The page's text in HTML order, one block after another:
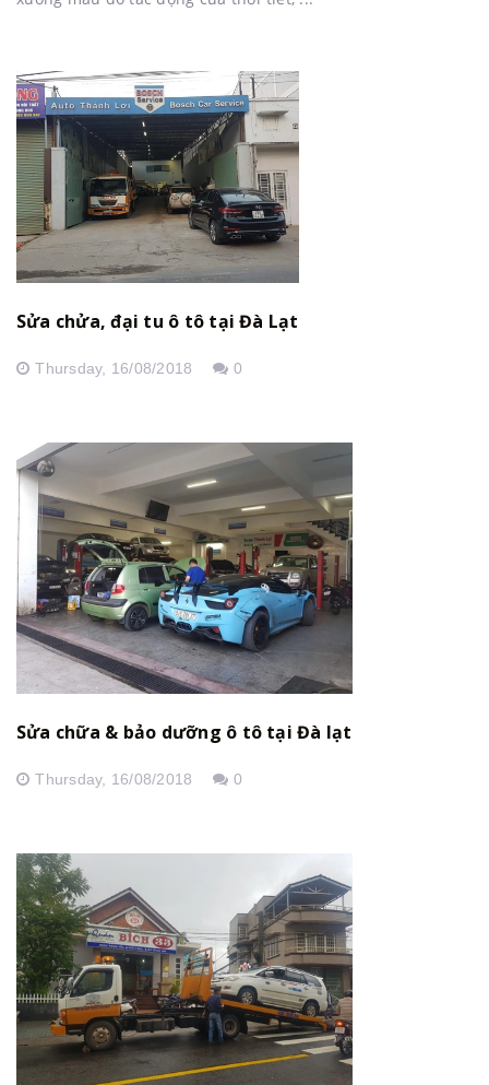
Sửa chửa, đại tu ô tô tại Đà Lạt
Thursday, 16/08/2018 0
Sửa chữa & bảo dưỡng ô tô tại Đà lạt
Thursday, 16/08/2018 0